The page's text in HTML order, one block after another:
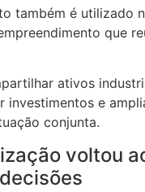
também é utilizado
que
ativos
investimentos e
conjunta.
voltou